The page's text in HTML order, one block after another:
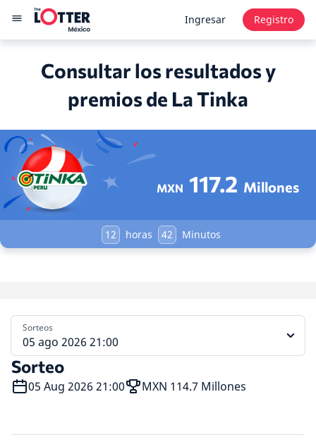
Ingresar Registro
Consultar los resultados y
premios de La Tinka
MXN 117.2 Millones
12 horas 42 Minutos
Sorteo
05 Aug 2026 21:00 MXN 114.7 Millones
Sorteos
05 ago 2026 21:00